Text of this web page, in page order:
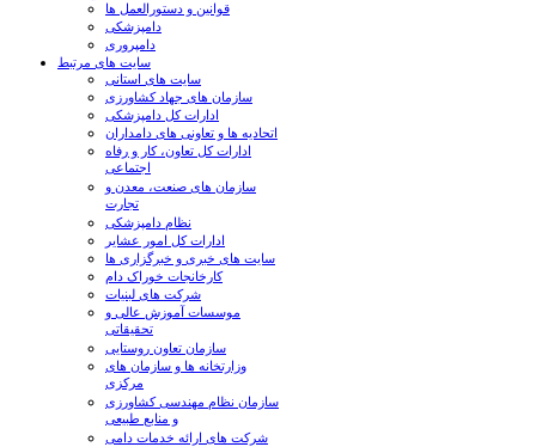
قوانین و دستورالعمل ها
دامپزشکی
دامپروری
سایت های مرتبط
سایت های استانی
سازمان های جهاد کشاورزی
ادارات کل دامپزشکی
اتحادیه ها و تعاونی های دامداران
ادارات کل تعاون، کار و رفاه
اجتماعی
سازمان های صنعت، معدن و
تجارت
نظام دامپزشکی
ادارات کل امور عشایر
سایت های خبری و خبرگزاری ها
کارخانجات خوراک دام
شرکت های لبنیات
موسسات آموزش عالی و
تحقیقاتی
سازمان تعاون روستایی
وزارتخانه ها و سازمان های
مرکزی
سازمان نظام مهندسی کشاورزی
و منابع طبیعی
شرکت های ارائه خدمات دامی